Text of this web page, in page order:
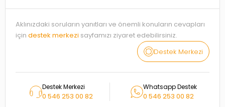
Aklınızdaki soruların yanıtları ve önemli konuların cevapları
için destek merkezi sayfamızı ziyaret edebilirsiniz.
Destek Merkezi
Destek Merkezi
0 546 253 00 82
Whatsapp Destek
0 546 253 00 82